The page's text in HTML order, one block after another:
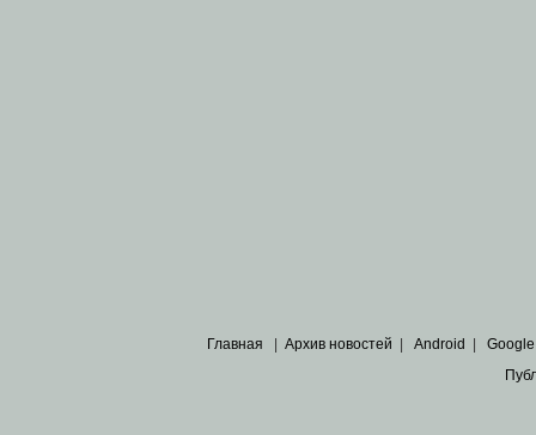
Главная Архив новостей Android Google